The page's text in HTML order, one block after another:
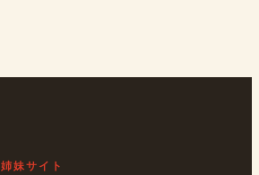
姉妹サイト